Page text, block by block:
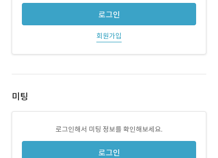
로그인
회원가입
미팅
로그인해서 미팅 정보를 확인해보세요.
로그인